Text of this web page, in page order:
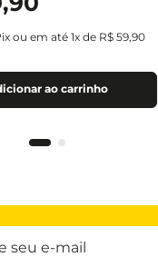
ou em até1x de R$ 59,90
ao carrinho